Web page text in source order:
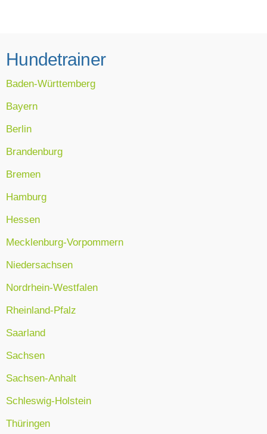
Hundetrainer
Baden-Württemberg
Bayern
Berlin
Brandenburg
Bremen
Hamburg
Hessen
Mecklenburg-Vorpommern
Niedersachsen
Nordrhein-Westfalen
Rheinland-Pfalz
Saarland
Sachsen
Sachsen-Anhalt
Schleswig-Holstein
Thüringen